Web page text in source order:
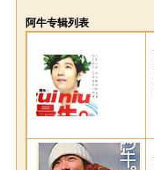
阿牛专辑列表